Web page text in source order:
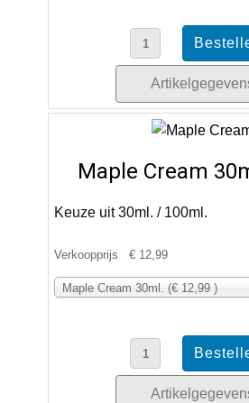
Maple Cream
Keuze uit 30ml. / 100ml.
Verkoopprijs € 12,99
Maple Cream 30ml. (€ 12,99 )